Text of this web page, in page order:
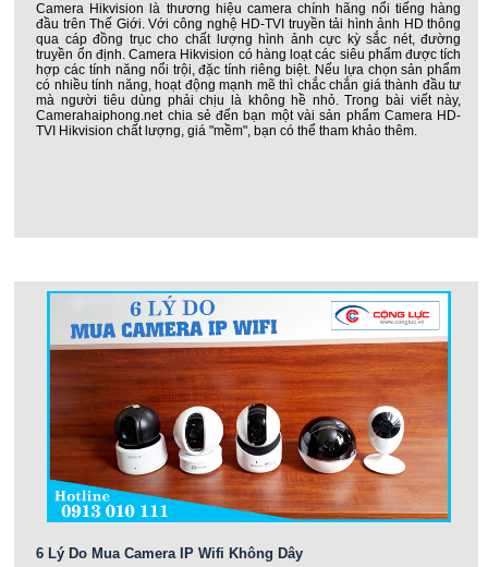
Camera Hikvision là thương hiệu camera chính hãng nổi tiếng hàng
đầu trên Thế Giới. Với công nghệ HD-TVI truyền tải hình ảnh HD thông
qua cáp đồng trục cho chất lượng hình ảnh cực kỳ sắc nét, đường
truyền ổn định. Camera Hikvision có hàng loạt các siêu phẩm được tích
hợp các tính năng nổi trội, đặc tính riêng biệt. Nếu lựa chọn sản phẩm
có nhiều tính năng, hoạt động mạnh mẽ thì chắc chắn giá thành đầu tư
mà người tiêu dùng phải chịu là không hề nhỏ. Trong bài viết này,
Camerahaiphong.net chia sẻ đến bạn một vài sản phẩm Camera HD-
TVI Hikvision chất lượng, giá "mềm", bạn có thể tham khảo thêm.
6 Lý Do Mua Camera IP Wifi Không Dây